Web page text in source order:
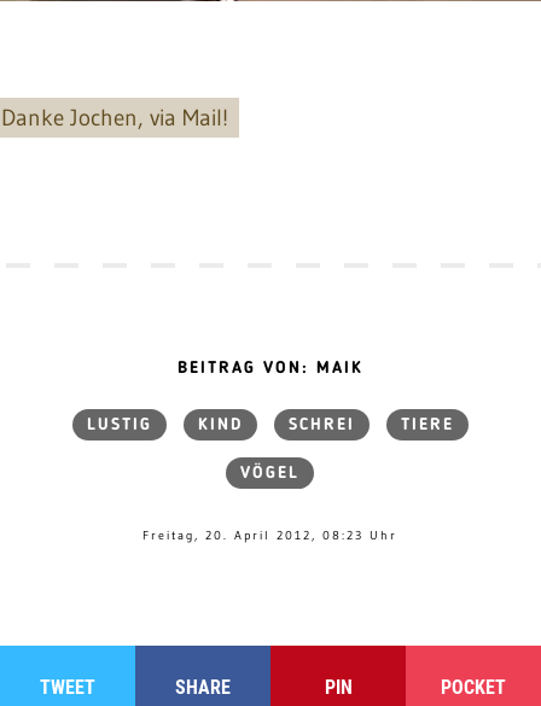
Danke Jochen, via Mail!
BEITRAG VON: MAIK
LUSTIG KIND SCHREI TIERE
VÖGEL
Freitag, 20. April 2012, 08:23 Uhr
TWEET SHARE PIN POCKET